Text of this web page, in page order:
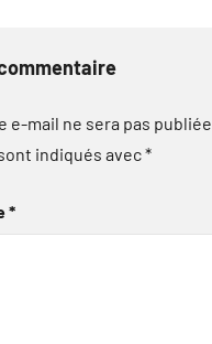
e-mail ne sera pas publiée.
indiqués avec*
*